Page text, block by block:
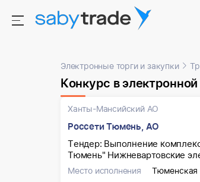
Электронные торги и закупки
Конкурс в электронной
Ханты-Мансийский АО
Россети Тюмень, АО
Тендер: Выполнение
Тюмень" Нижневартовские
Место исполнения Тюменская